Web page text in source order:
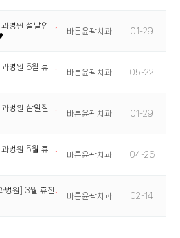
병원 설날연
바른윤곽치과 01-29
병원 6월 휴
바른윤곽치과 05-22
병원 삼일절
바른윤곽치과 01-29
병원 5월 휴
바른윤곽치과 04-26
병원] 3월 휴진
바른윤곽치과 02-14